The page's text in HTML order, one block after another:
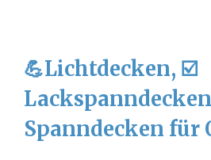
💪Lichtdecken, ☑️
Spanndecken für